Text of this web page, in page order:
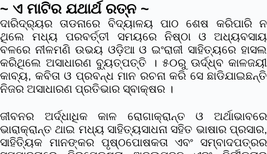
~ ଏ ମାଟିର ଯଥାର୍ଥ ରତ୍ନ ~
ଦାରିଦ୍ର୍ୟର ତାଡନାରେ ବିଦ୍ୟାଳୟ ପାଠ ଶେଷ କରିପାରି ନ
ଥିଲେ ମଧ୍ୟ ପରବର୍ତ୍ତୀ ସମୟରେ ନିଷ୍ଠା ଓ ଅଧ୍ୟବସାୟ
ବଳରେ ନୀଳମଣି ଉଭୟ ଓଡ଼ିଆ ଓ ଇଂରାଜୀ ସାହିତ୍ୟରେ ହାସଲ
କରିଥିଲେ ଅସାଧାରଣ ବ୍ୟୁତ୍ପତ୍ତି । ୫୦ରୁ ଊର୍ଦ୍ଧ୍ବ କାଳଜୟୀ
କାବ୍ୟ, କବିତା ଓ ପ୍ରବନ୍ଧ ମାନ ରଚନା କରି ସେ ଛାଡିଯାଇଛନ୍ତି
ନିଜର ଅସାଧାରଣ ପ୍ରତିଭାର ସ୍ବାକ୍ଷର ।
ଜୀବନର ଅର୍ଦ୍ଧାଧିକ କାଳ ରୋଗାକ୍ରାନ୍ତ ଓ ଅର୍ଥାଭାବରେ
ଭାରାକ୍ରାନ୍ତ ଥାଇ ମଧ୍ୟ ସାହିତ୍ୟସାଧନା ସହିତ ଭାଷାର ପ୍ରସାର,
ସାହିତ୍ୟିକ ମାନଙ୍କର ପୃଷ୍ଠପୋଷକତା ଏବଂ ସମ୍ବାଦପତ୍ରର